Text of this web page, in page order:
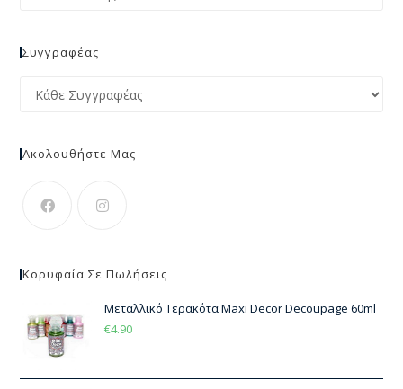
Συγγραφέας
Ακολουθήστε Μας
Κορυφαία Σε Πωλήσεις
Μεταλλικό Τερακότα Maxi Decor Decoupage 60ml
€4.90